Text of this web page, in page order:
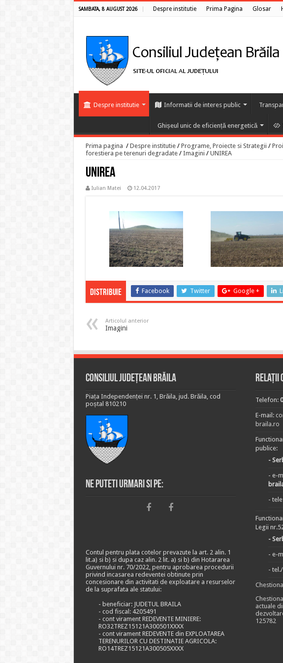
SAMBATA, 8 AUGUST 2026 Despre institutie Prima Pagina Glosar
Despre institutie Informatii de interes public
Ghișeul unic de eficiență energetică
Prima pagina / Despre institutie / Programe, Proiecte si Strategii /
forestiera pe terenuri degradate / Imagini / UNIREA
UNIREA
Iulian Matei 12.04.2017
Distribuie Facebook Twitter Google +
Articolul anterior
Imagini
Consiliul Județean Brăila
Piața Independenței nr. 1, Brăila, jud. Brăila, cod
poștal 810210
Ne puteti urmari si pe:
Contul pentru plata cotelor prevazute la art. 2 alin. 1
lit.a) si b) si dupa caz alin. 2 lit. a) si b) din Hotararea
Guvernului nr. 70/2022, pentru aprobarea procedurii
privind incasarea redeventei obtinute prin
concesionare din activitati de exploatare a resurselor
de la suprafata ale statului:
- beneficiar: JUDETUL BRAILA
- cod fiscal: 4205491
- cont virament REDEVENTE MINIERE:
RO32TREZ15121A300501XXXX
- cont virament REDEVENTE din EXPLOATAREA
TERENURILOR CU DESTINATIE AGRICOLA:
RO14TREZ15121A300505XXXX
Relații
Telefon:
E-mail:
braila.ro
publice:
-
- e-
-
Legii
-
- e-
-
actuale
125782